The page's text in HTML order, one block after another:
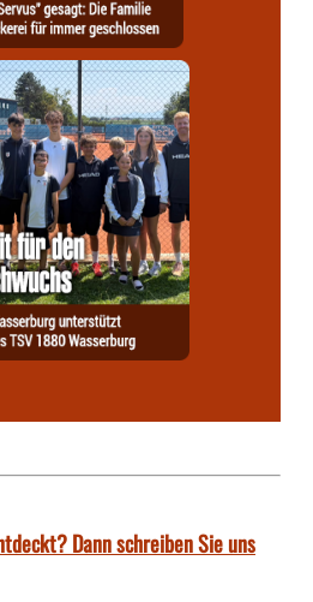
Dann schreiben Sie uns